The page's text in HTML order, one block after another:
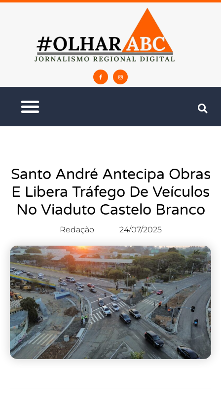
Santo André Antecipa Obras
E Libera Tráfego De Veículos
No Viaduto Castelo Branco
Redação 24/07/2025